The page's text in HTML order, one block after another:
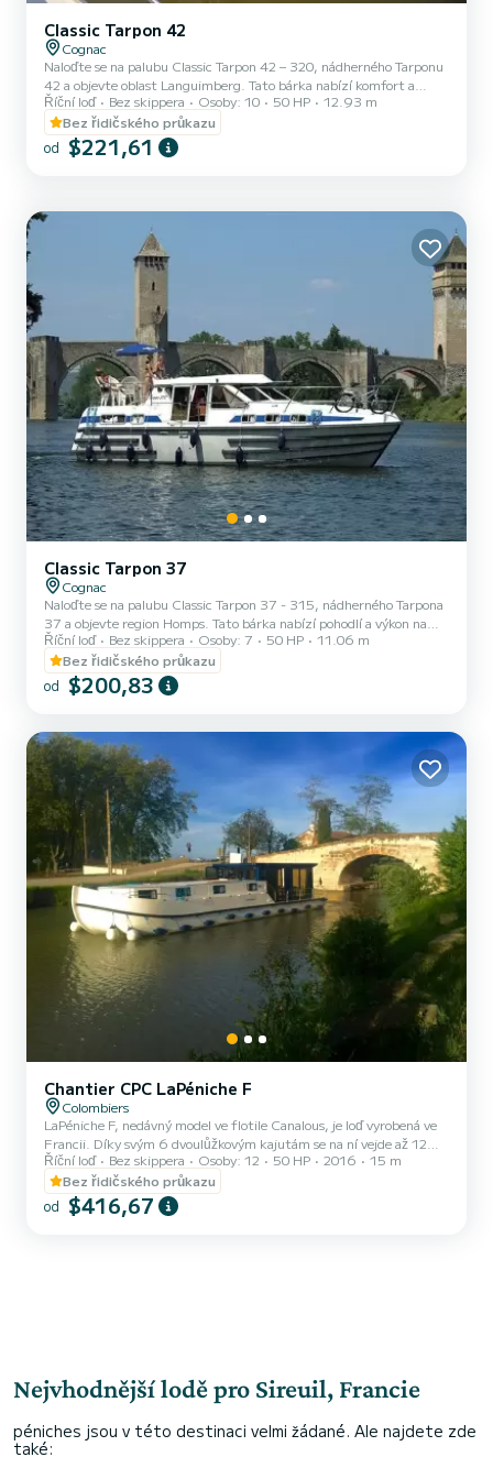
Classic Tarpon 42
Cognac
Naloďte se na palubu Classic Tarpon 42 – 320, nádherného Tarponu
42 a objevte oblast Languimberg. Tato bárka nabízí komfort a
výkon na moři Loď má 4 pohodlné kajuty a kapacitu lodi 12 osob. S
celkovou délkou 12,93 metru bude vaším nejlepším spojencem pro
strávení mimořádné dovolené na vodě v okolí Languimbergu
Neváhejte nás kontaktovat s žádostí o cenovou nabídku, ve vašem
Říční loď Bez skippera Osoby: 10 50 HP
12.93 m
Bez řidičského průkazu
od $221,61
Classic Tarpon 37
Cognac
Naloďte se na palubu Classic Tarpon 37 - 315, nádherného Tarpona
37 a objevte region Homps. Tato bárka nabízí pohodlí a výkon na
moři Loď má 3 pohodlné kajuty a kapacitu lodi 9 osob. S celkovou
délkou 11,06 metru bude vaším nejlepším spojencem pro strávení
mimořádné dovolené na vodě v okolí Homps Zveme vás, abyste si
vyžádali cenovou nabídku přímo prostřednictvím platformy,
Říční loď Bez skippera Osoby: 7 50 HP
11.06 m
Bez řidičského průkazu
od $200,83
Chantier CPC LaPéniche F
Colombiers
LaPéniche F, nedávný model ve flotile Canalous, je loď vyrobená ve
Francii. Díky svým 6 dvoulůžkovým kajutám se na ní vejde až 12
osob: ve světě půjčoven říčních lodí nevídané.< br> Jeho 6
dvoulůžkových kajut je doplněno 3 sociálním zařízením, tj. 3
sprchami, 3 umyvadly a 3 toaletami na palubě. Na palubě najdete
velký obytný prostor, kde se nachází kuchyně a jídelní kout. Inovace
Říční loď Bez skippera Osoby: 12 50 HP 2016
15 m
Bez řidičského průkazu
od $416,67
Nejvhodnější lodě pro Sireuil, Francie
péniches jsou v této destinaci velmi žádané. Ale najdete zde
také: